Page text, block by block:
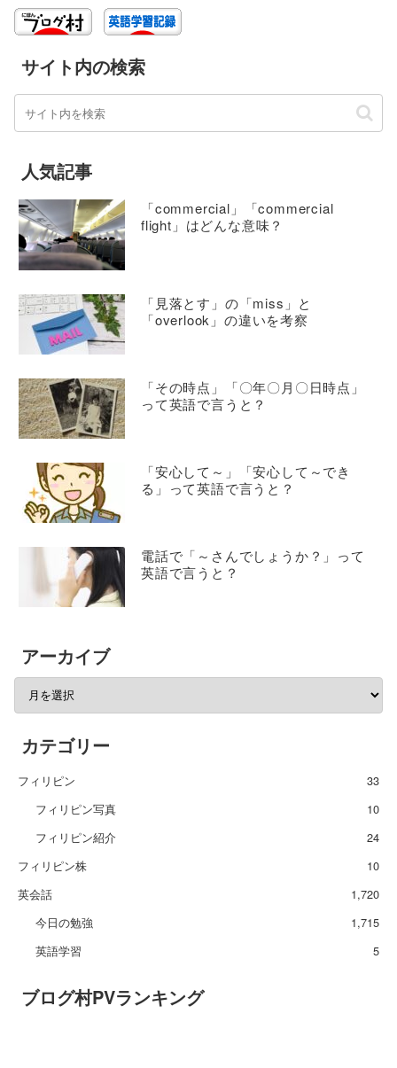
サイト内の検索
人気記事
「commercial」「commercial
flight」はどんな意味？
「見落とす」の「miss」と
「overlook」の違いを考察
「その時点」「〇年〇月〇日時点」
って英語で言うと？
「安心して～」「安心して～でき
る」って英語で言うと？
電話で「～さんでしょうか？」って
英語で言うと？
アーカイブ
カテゴリー
フィリピン
33
フィリピン写真
10
フィリピン紹介
24
フィリピン株
10
英会話
1,720
今日の勉強
1,715
英語学習
5
ブログ村PVランキング